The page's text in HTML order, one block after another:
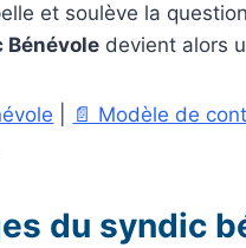
et soulève la
Bénévole devient alors
📄 Modèle de
du syndic